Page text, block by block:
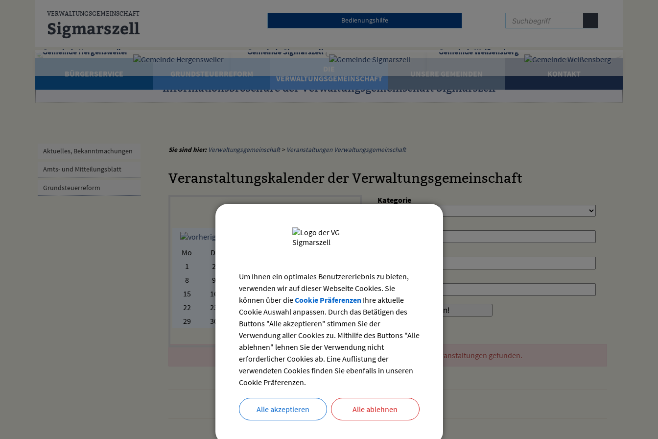
VERWALTUNGSGEMEINSCHAFT
Sigmarszell Bedienungshilfe
Gemeinde Hergensweiler Gemeinde Sigmarszell Gemeinde Weißensberg
BÜRGERSERVICE GRUNDSTEUERREFORM
VERWALTUNGSGEMEINSCHAFT
UNSERE GEMEINDEN KONTAKT
Informationsbroschüre der Verwaltungsgemeinschaft Sigmarszell
Aktuelles, Bekanntmachungen
Amts- und Mitteilungsblatt
Grundsteuerreform
Sie sind hier: Verwaltungsgemeinschaft> Veranstaltungen Verwaltungsgemeinschaft
Veranstaltungskalender der Verwaltungsgemeinschaft
Mo
Di
1
2
8
9 10 11 12 13
14
15
16 17 18 19 20
21
22
23 24 25 26
28
29
30
Kategorie
bis:
Es wurden keine Veranstaltungen gefunden.
Um Ihnen ein optimales Benutzererlebnis zu bieten,
verwenden wir auf dieser Webseite Cookies. Sie
können über dieCookie PräferenzenIhre aktuelle
Cookie Auswahl anpassen. Durch das Betätigen des
Buttons "Alle akzeptieren" stimmen Sie der
Verwendung aller Cookies zu. Mithilfe des Buttons "Alle
ablehnen" lehnen Sie der Verwendung nicht
erforderlicher Cookies ab. Eine Auflistung der
verwendeten Cookies finden Sie ebenfalls in unseren
Cookie Präferenzen.
Alle akzeptieren Alle ablehnen